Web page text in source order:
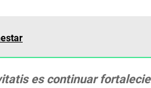
es continuar